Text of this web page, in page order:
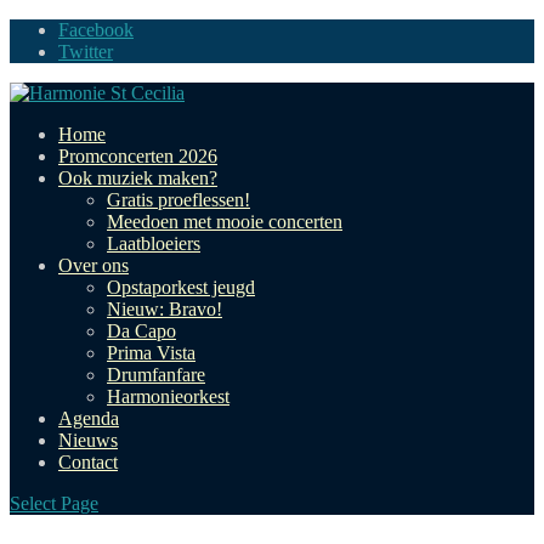
Facebook
Twitter
Home
Promconcerten 2026
Ook muziek maken?
Gratis proeflessen!
Meedoen met mooie concerten
Laatbloeiers
Over ons
Opstaporkest jeugd
Nieuw: Bravo!
Da Capo
Prima Vista
Drumfanfare
Harmonieorkest
Agenda
Nieuws
Contact
Select Page